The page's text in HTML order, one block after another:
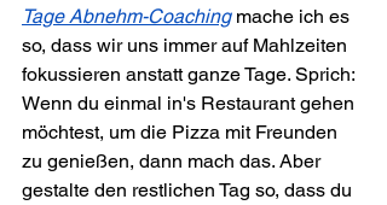
Tage Abnehm-Coaching mache ich es
so, dass wir uns immer auf Mahlzeiten
fokussieren anstatt ganze Tage. Sprich:
Wenn du einmal in's Restaurant gehen
möchtest, um die Pizza mit Freunden
zu genießen, dann mach das. Aber
gestalte den restlichen Tag so, dass du